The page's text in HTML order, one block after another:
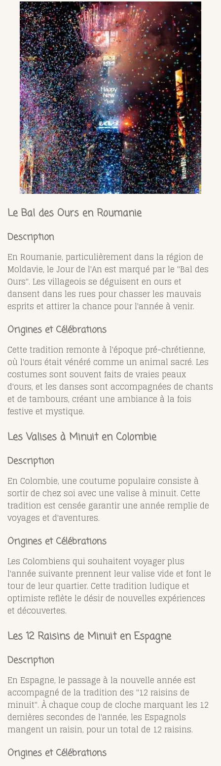
Le Bal des Ours en Roumanie
Description
En Roumanie, particulièrement dans la région de
Moldavie, le Jour de l'An est marqué par le "Bal des
Ours". Les villageois se déguisent en ours et
dansent dans les rues pour chasser les mauvais
esprits et attirer la chance pour l'année à venir.
Origines et Célébrations
Cette tradition remonte à l'époque pré-chrétienne,
où l'ours était vénéré comme un animal sacré. Les
costumes sont souvent faits de vraies peaux
d'ours, et les danses sont accompagnées de chants
et de tambours, créant une ambiance à la fois
festive et mystique.
Les Valises à Minuit en Colombie
Description
En Colombie, une coutume populaire consiste à
sortir de chez soi avec une valise à minuit. Cette
tradition est censée garantir une année remplie de
voyages et d'aventures.
Origines et Célébrations
Les Colombiens qui souhaitent voyager plus
l'année suivante prennent leur valise vide et font le
tour de leur quartier. Cette tradition ludique et
optimiste reflète le désir de nouvelles expériences
et découvertes.
Les 12 Raisins de Minuit en Espagne
Description
En Espagne, le passage à la nouvelle année est
accompagné de la tradition des "12 raisins de
minuit". À chaque coup de cloche marquant les 12
dernières secondes de l'année, les Espagnols
mangent un raisin, pour un total de 12 raisins.
Origines et Célébrations